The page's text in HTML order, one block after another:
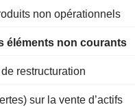
non opérationnels
éléments non courants
restructuration
sur la vente d’actifs